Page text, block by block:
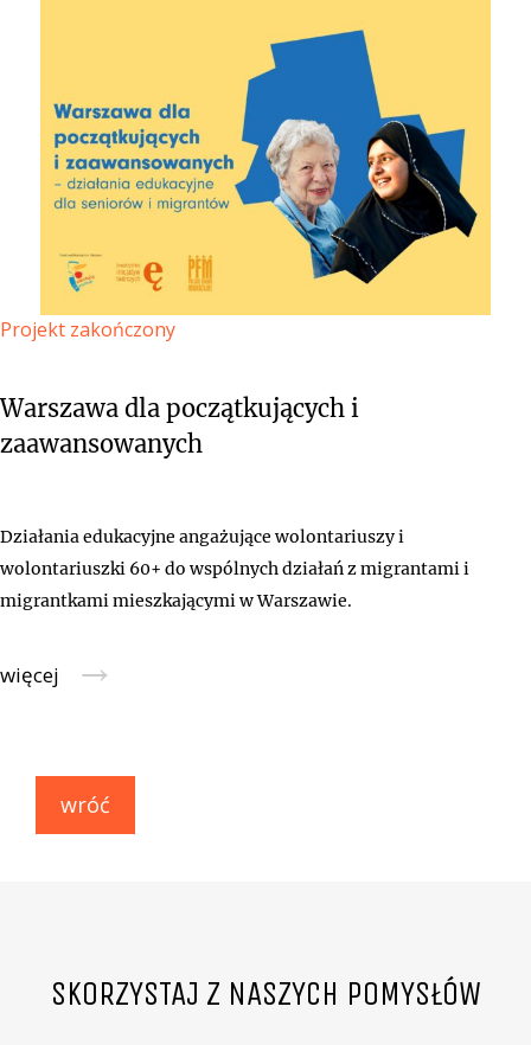
Projekt zakończony
Warszawa dla początkujących i
zaawansowanych
Działania edukacyjne angażujące wolontariuszy i
wolontariuszki 60+ do wspólnych działań z migrantami i
migrantkami mieszkającymi w Warszawie.
więcej →
wróć
SKORZYSTAJ Z NASZYCH POMYSŁÓW